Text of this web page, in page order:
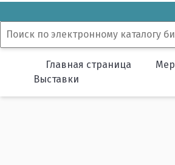
Главная страница
Выставки